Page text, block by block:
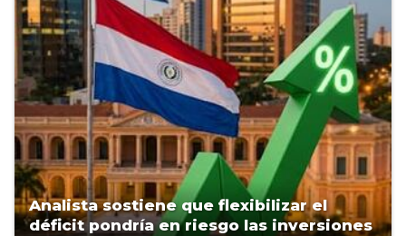
Analista sostiene que flexibilizar el
déficit pondría en riesgo las inversiones